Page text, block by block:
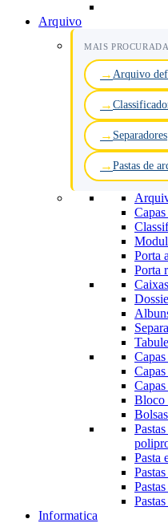
Arquivo
MAIS
Arquivo
Separadores
Pastas de
Porta
Porta
Bloco
Pasta
Informatica